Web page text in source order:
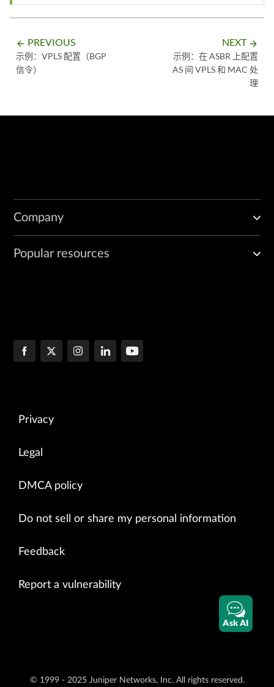
arrow_backward PREVIOUS
示例：VPLS 配置（BGP
信令）
NEXT arrow_forward
示例：在 ASBR 上配置
AS 间 VPLS 和 MAC 处
理
Company
Popular resources
Privacy
Legal
DMCA policy
Do not sell or share my personal information
Feedback
Report a vulnerability
© 1999 - 2025 Juniper Networks, Inc. All rights reserved.
Ask AI